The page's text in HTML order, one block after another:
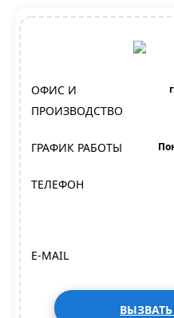
ОФИС И
ПРОИЗВОДСТВО
ГРАФИК РАБОТЫ
ТЕЛЕФОН
E-MAIL